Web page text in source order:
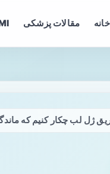
خانه مقالات پزشکی
چکار کنیم که ماندگاری آن بیشتر شود؟ ۱۰ راز افزایش